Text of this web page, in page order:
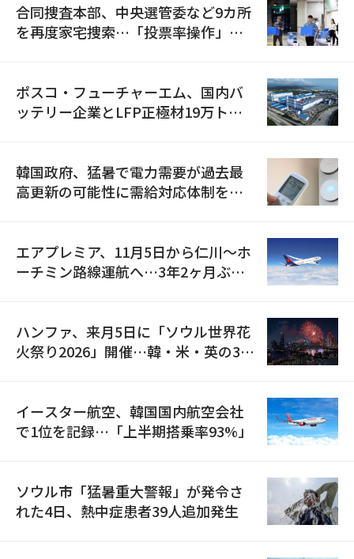
合同捜査本部、中央選管委など9カ所
を再度家宅捜索…「投票率操作」の
ポスコ・フューチャーエム、国内バ
ッテリー企業とLFP正極材19万トン
韓国政府、猛暑で電力需要が過去最
高更新の可能性に需給対応体制を点
エアプレミア、11月5日から仁川〜ホ
ーチミン路線運航へ…3年2ヶ月ぶり
ハンファ、来月5日に「ソウル世界花
火祭り2026」開催…韓・米・英の3カ
イースター航空、韓国国内航空会社
で1位を記録…「上半期搭乗率93%」
ソウル市「猛暑重大警報」が発令さ
れた4日、熱中症患者39人追加発生